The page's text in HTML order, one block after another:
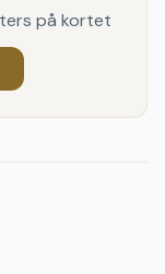
på kortet